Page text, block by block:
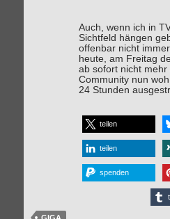
Auch, wenn ich in
Sichtfeld hängen
offenbar nicht
heute, am Freitag
ab sofort nicht mehr
Community nun
24 Stunden
teilen
teilen
spenden
GIGA